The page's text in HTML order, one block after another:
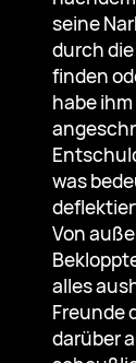
seine
durch
finden
habe
was
Von
alles
Freunde
darüber